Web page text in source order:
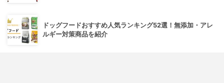
ドッグフードおすすめ人気ランキング52選！無添加・アレ
ルギー対策商品を紹介